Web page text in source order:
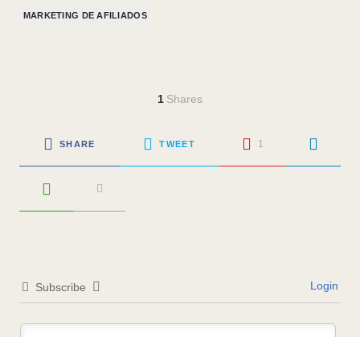
MARKETING DE AFILIADOS
1 Shares
SHARE TWEET 1
Subscribe Login